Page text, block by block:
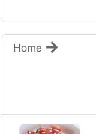
Home